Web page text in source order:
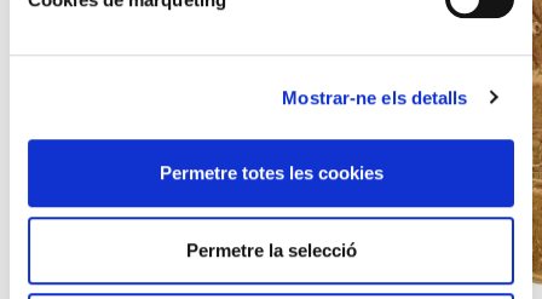
Mostrar-ne els detalls
Permetre totes les cookies
Permetre la selecció